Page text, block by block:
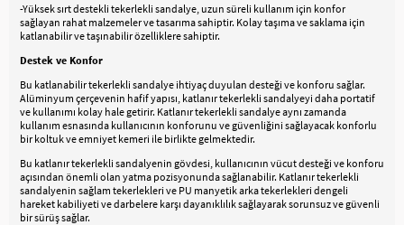
-Yüksek sırt destekli tekerlekli sandalye, uzun süreli kullanım için konfor
sağlayan rahat malzemeler ve tasarıma sahiptir. Kolay taşıma ve saklama için
katlanabilir ve taşınabilir özelliklere sahiptir.
Destek ve Konfor
Bu katlanabilir tekerlekli sandalye ihtiyaç duyulan desteği ve konforu sağlar.
Alüminyum çerçevenin hafif yapısı, katlanır tekerlekli sandalyeyi daha portatif
ve kullanımı kolay hale getirir. Katlanır tekerlekli sandalye aynı zamanda
kullanım esnasında kullanıcının konforunu ve güvenliğini sağlayacak konforlu
bir koltuk ve emniyet kemeri ile birlikte gelmektedir.
Bu katlanır tekerlekli sandalyenin gövdesi, kullanıcının vücut desteği ve konforu
açısından önemli olan yatma pozisyonunda sağlanabilir. Katlanır tekerlekli
sandalyenin sağlam tekerlekleri ve PU manyetik arka tekerlekleri dengeli
hareket kabiliyeti ve darbelere karşı dayanıklılık sağlayarak sorunsuz ve güvenli
bir sürüş sağlar.